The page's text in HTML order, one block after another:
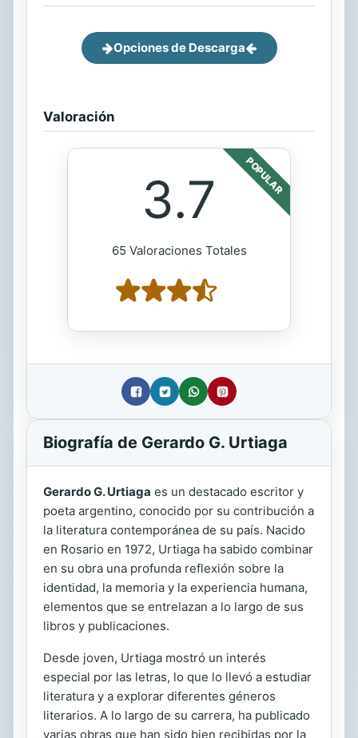
Opciones de Descarga
Valoración
POPULAR
3.7
65 Valoraciones Totales
Biografía de Gerardo G. Urtiaga
Gerardo G. Urtiaga es un destacado escritor y
poeta argentino, conocido por su contribución a
la literatura contemporánea de su país. Nacido
en Rosario en 1972, Urtiaga ha sabido combinar
en su obra una profunda reflexión sobre la
identidad, la memoria y la experiencia humana,
elementos que se entrelazan a lo largo de sus
libros y publicaciones.
Desde joven, Urtiaga mostró un interés
especial por las letras, lo que lo llevó a estudiar
literatura y a explorar diferentes géneros
literarios. A lo largo de su carrera, ha publicado
varias obras que han sido bien recibidas por la